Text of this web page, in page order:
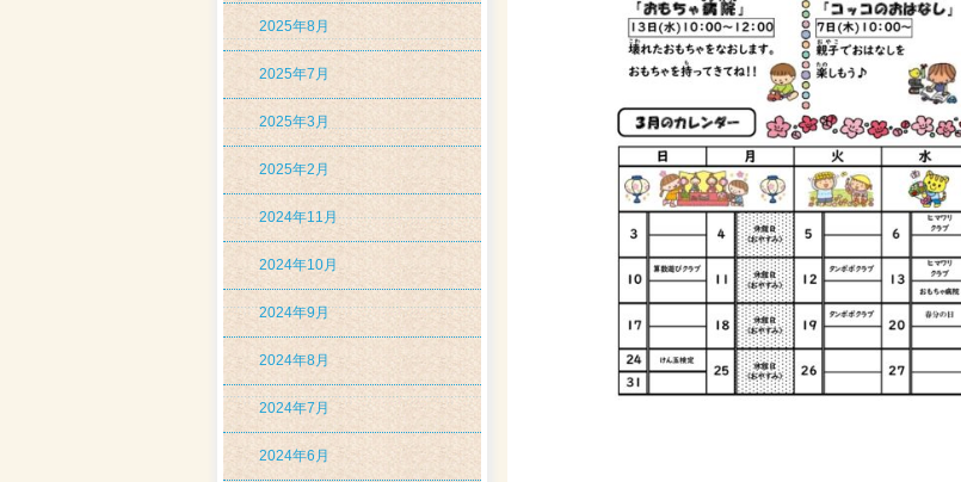
2025年8月
2025年7月
2025年3月
2025年2月
2024年11月
2024年10月
2024年9月
2024年8月
2024年7月
2024年6月